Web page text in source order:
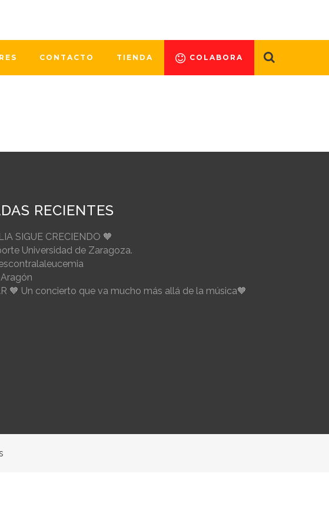
CONTACTO TIENDA COLABORA
RECIENTES
SIGUE CRECIENDO 🧡
Universidad de Zaragoza.
🧡 Un concierto que va mucho más allá de la música🧡